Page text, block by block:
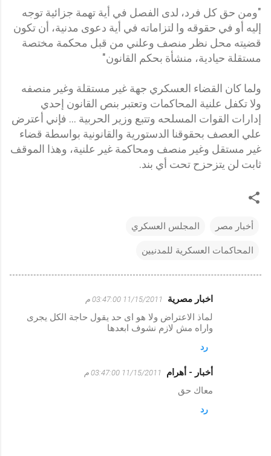
"ومن حق كل فرد، لدى الفصل في أية تهمة جزائية توجه
إليه أو في حقوقه وا لتزاماته في أية دعوى مدنية، أن تكون
قضيته محل نظر منصف وعلني من قبل محكمة مختصة
مستقلة حيادية، منشأة بحكم القانون"
ولما كان القضاء العسكري جهة غير مستقلة وغير منصفه
ولا تكفل علنية المحاكمات وتعتبر بنص القانون إحدي
إدارات القوات المسلحه وتتبع وزير الحربية … فإني أعترض
علي العصف بحقوقنا الدستورية والقانونية بواسطة قضاء
غير مستقل وغير منصف ومحاكمة غير علنية، وهذا الموقف
ثابت لن يتزحزح تحت أي بند.
أخبار مصر المجلس العسكري
المحاكمات العسكرية للمدنيين
اخبار مصرية 11/15/2011 03:47:00 م
لماذ الاعتراض ولا هو اى حد يقول حاجة الكل يجرى
واراه مش لازم نشوف ابعدها
رد
أخبار - أهرام 11/15/2011 03:47:00 م
معاك حق
رد